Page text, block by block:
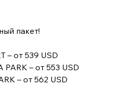
пакет!
– от 539 USD
– от 553 USD
– от 562 USD